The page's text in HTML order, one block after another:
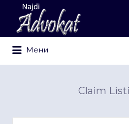
Search
for:
Мени
for:
Claim